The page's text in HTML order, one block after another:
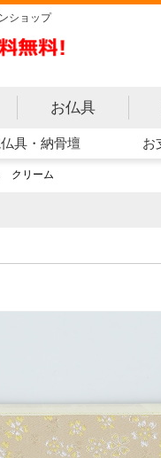
ショップ
お仏具
具・納骨壇 お
クリーム